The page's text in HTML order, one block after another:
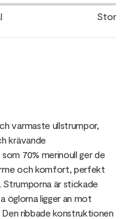
Stor
varmaste ullstrumpor,
krävande
70% merinoull ger de
och komfort, perfekt
är stickade
öglorna ligger an mot
ribbade konstruktionen